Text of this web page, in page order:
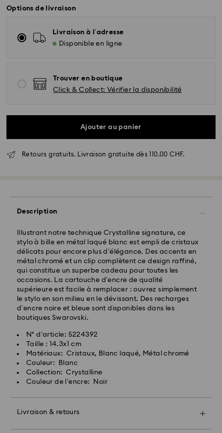
Options de livraison
Livraison à l’adresse
Disponible en ligne
Trouver en boutique
Click & Collect: Vérifier la disponibilité
Ajouter au panier
Retours gratuits. Livraison gratuite dès 110.00 CHF.
Description
Illustrant notre technique Crystalline signature, ce
stylo à bille en métal laqué blanc est empli de cristaux
délicats pour encore plus d’élégance. Des accents en
métal chromé et un clip complètent ce design raffiné,
qui constitue un superbe cadeau pour toutes les
occasions. La cartouche d’encre de qualité
supérieure est facile à remplacer : ouvrez simplement
le stylo en son milieu en le dévissant. Des recharges
d’encre noire et bleue sont disponibles dans les
boutiques Swarovski.
N° d'article: 5224392
Taille : 14.3x1 cm
Matériaux: Cristaux, Blanc laqué, Métal chromé
Couleur: Blanc
Collection: Crystalline
Couleur de l’encre: Noir
Livraison & retours
Les commandes passées du lundi au vendredi avant
17:00 HEC seront traitées et expédiées le même jour
Délai de livraison standard: 2 jours ouvrables après
traitement et expédition
Frais de livraison standard: CHF 8.95
Livraison standard offerte à partir de : CHF 110
Pour l’instant, Swarovski n’est pas en mesure
d’effectuer des livraisons vers les boîtes postales ou
les adresses APO/FPO. Les articles demeurent la
propriété de Swarovski jusqu’à réception du
Pour les produits Crystal Myriad, sous licence et
Creators Lab, veuillez noter qu’il peut y avoir un délai
de deux semaines maximum avant l’expédition du
colis, et que vous en serez informés par e-mail.
La priorité absolue de Swarovski est de satisfaire tous
articles commandés et ainsi de vous rétracter du